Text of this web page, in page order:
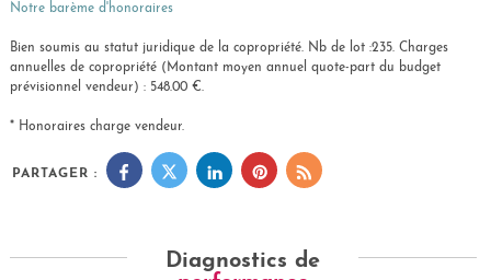
Notre barème d'honoraires
Bien soumis au statut juridique de la copropriété. Nb de lot :235. Charges
annuelles de copropriété (Montant moyen annuel quote-part du budget
prévisionnel vendeur) : 548.00 €.
* Honoraires charge vendeur.
PARTAGER :
Diagnostics de